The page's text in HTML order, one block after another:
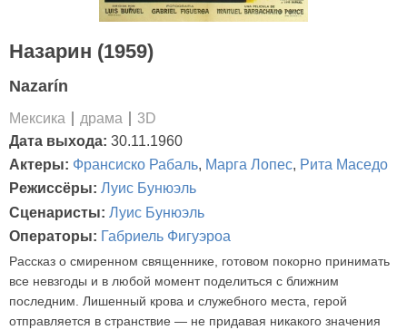
Назарин (1959)
Nazarín
Мексика драма
3D
Дата выхода: 30.11.1960
Актеры: Франсиско Рабаль, Марга Лопес, Рита Маседо
Режиссёры: Луис Бунюэль
Сценаристы: Луис Бунюэль
Операторы: Габриель Фигуэроа
Рассказ о смиренном священнике, готовом покорно принимать
все невзгоды и в любой момент поделиться с ближним
последним. Лишенный крова и служебного места, герой
отправляется в странствие — не придавая никакого значения